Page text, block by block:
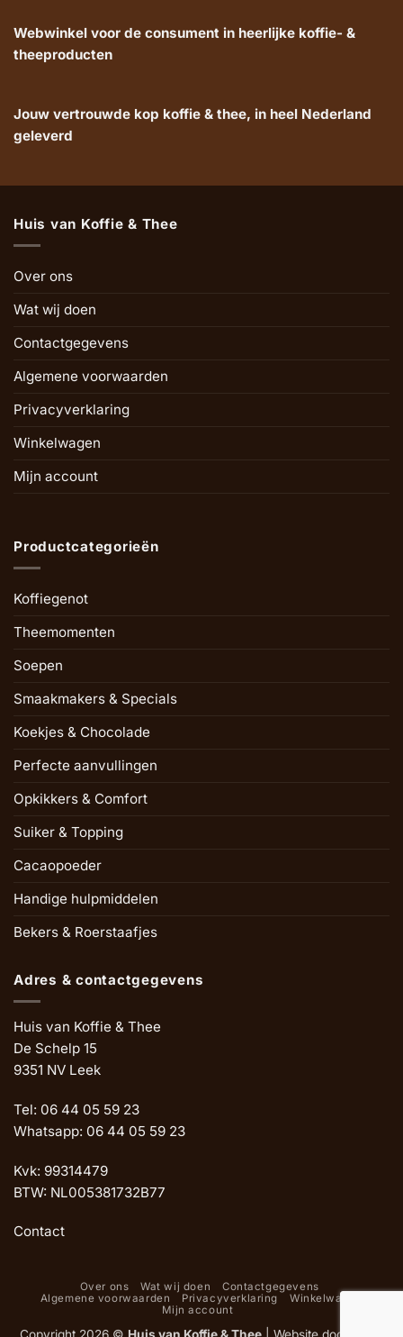
Webwinkel voor de consument in heerlijke koffie- &
theeproducten
Jouw vertrouwde kop koffie & thee, in heel Nederland
geleverd
Huis van Koffie & Thee
Over ons
Wat wij doen
Contactgegevens
Algemene voorwaarden
Privacyverklaring
Winkelwagen
Mijn account
Productcategorieën
Koffiegenot
Theemomenten
Soepen
Smaakmakers & Specials
Koekjes & Chocolade
Perfecte aanvullingen
Opkikkers & Comfort
Suiker & Topping
Cacaopoeder
Handige hulpmiddelen
Bekers & Roerstaafjes
Adres & contactgegevens
Huis van Koffie & Thee
De Schelp 15
9351 NV Leek
Tel: 06 44 05 59 23
Whatsapp: 06 44 05 59 23
Kvk: 99314479
BTW: NL005381732B77
Contact
Over ons Wat wij doen
Contactgegevens
Algemene voorwaarden
Privacyverklaring
Winkelwagen
Mijn account